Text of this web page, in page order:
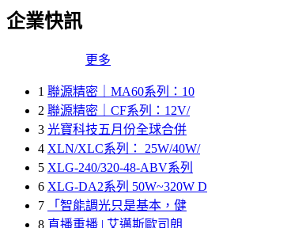
企業快訊
更多
1 聯源精密｜MA60系列：10
2 聯源精密｜CF系列：12V/
3 光寶科技五月份全球合併
4 XLN/XLC系列： 25W/40W/
5 XLG-240/320-48-ABV系列
6 XLG-DA2系列 50W~320W D
7
「智能調光只是基本，健
8 直播重播 | 艾邁斯歐司朗